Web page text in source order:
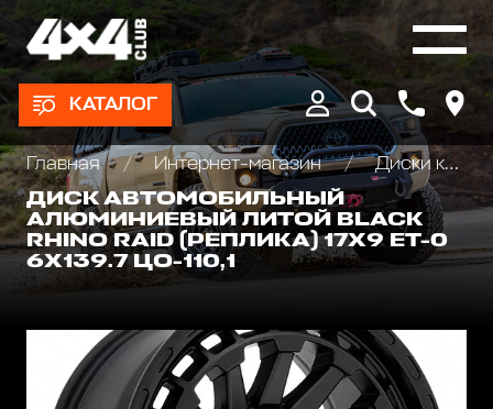
КАТАЛОГ
Главная Интернет-магазин
Диски колёсные, Проставки для изменения вылета
ДИСК АВТОМОБИЛЬНЫЙ
АЛЮМИНИЕВЫЙ ЛИТОЙ BLACK
RHINO RAID (РЕПЛИКА) 17Х9 ET-0
6X139.7 ЦО-110,1